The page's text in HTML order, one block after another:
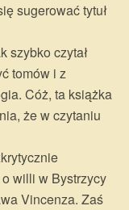
sugerować tytuł
szybko czytał
tomów i z
Cóż, ta książka
że w czytaniu
willi w Bystrzycy
Vincenza. Zaś